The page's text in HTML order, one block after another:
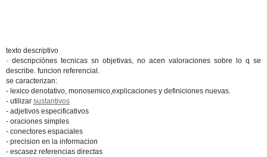
texto descriptivo
· descripciónes tecnicas sn objetivas, no acen valoraciones sobre lo q se
describe. funcion referencial.
se caracterizan:
- lexico denotativo, monosemico,explicaciones y definiciones nuevas.
- utilizar sustantivos
- adjetivos especificativos
- oraciones simples
- conectores espaciales
- precision en la informacion
- escasez referencias directas